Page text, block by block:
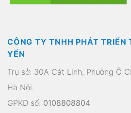
CÔNG TY TNHH PHÁT TRIỂN
YẾN
Trụ sở: 30A Cát Linh, Phường Ô
Hà Nội.
GPKD số: 0108808804